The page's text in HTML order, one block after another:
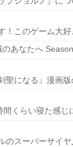
！このゲーム大好
のあなたへ
聖になる』漫画版
間くらい寝た感じ
のスーパーサイヤ